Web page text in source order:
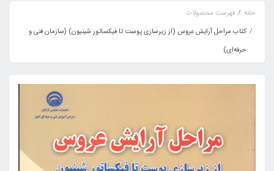
خانه
فهرست محصولات
کتاب مراحل آرایش عروس (از زیرسازی پوست تا فیکساتور شینیون) (سازمان فنی و
حرفه‌ای)